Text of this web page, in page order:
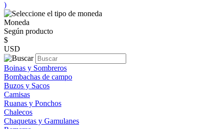
)
Moneda
Según producto
$
USD
Boinas y Sombreros
Bombachas de campo
Buzos y Sacos
Camisas
Ruanas y Ponchos
Chalecos
Chaquetas y Gamulanes